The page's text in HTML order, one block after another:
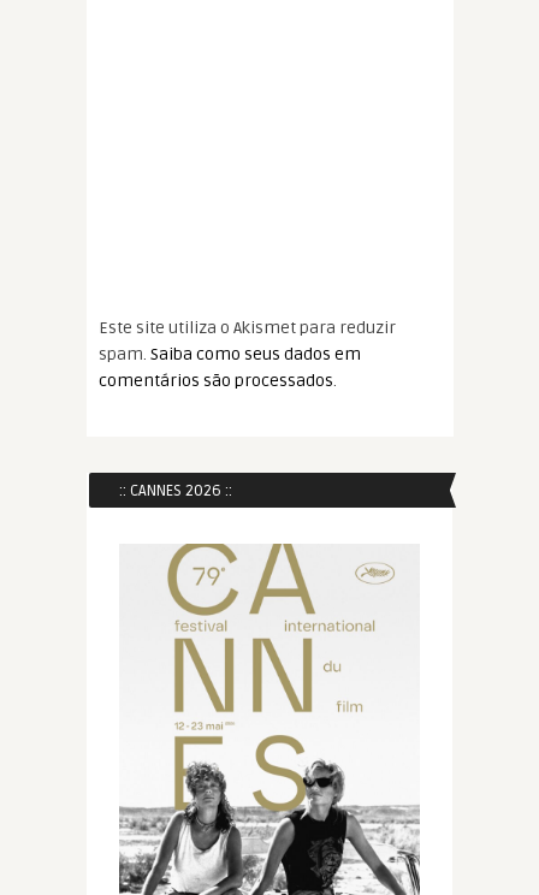
Este site utiliza o Akismet para reduzir
spam. Saiba como seus dados em
comentários são processados.
:: CANNES 2026 ::